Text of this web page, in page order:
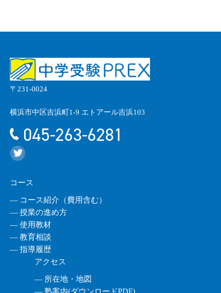
〒231-0024
横浜市中区吉浜町1-9 エトアール吉浜103
045-263-6281
コース
― コース紹介（費用含む）
― 授業の進め方
― 使用教材
― 教育相談
― 指導履歴
アクセス
― 所在地・地図
― 塾案内(ダウンロードPDF)